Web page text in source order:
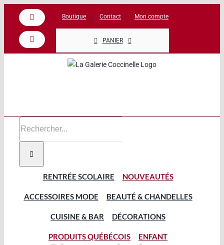
Passer
contenu
Facebook
Instagram
Boutique Contact Mon compte
PANIER
RENTRÉE SCOLAIRE NOUVEAUTÉS
ACCESSOIRES MODE BEAUTÉ & CHANDELLES
CUISINE & BAR DÉCORATIONS
PRODUITS QUÉBÉCOIS ENFANT